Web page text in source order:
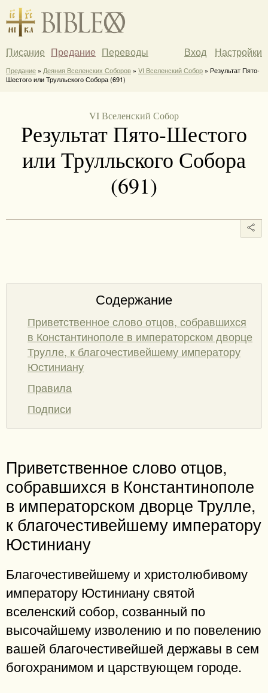
Писание Предание Переводы Вход Настройки
Предание » Деяния Вселенских Соборов » VI Вселенский Собор » Результат Пято-
Шестого или Трулльского Собора (691)
VI Вселенский Собор
Результат Пято-Шестого
или Трулльского Собора
(691)
Содержание
Приветственное слово отцов, собравшихся
в Константинополе в императорском дворце
Трулле, к благочестивейшему императору
Юстиниану
Правила
Подписи
Приветственное слово отцов,
собравшихся в Константинополе
в императорском дворце Трулле,
к благочестивейшему императору
Юстиниану
Благочестивейшему и христолюбивому
императору Юстиниану святой
вселенский собор, созванный по
высочайшему изволению и по повелению
вашей благочестивейшей державы в сем
богохранимом и царствующем городе.